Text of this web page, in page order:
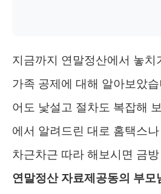
지금까지 연말정산에서 놓치
가족 공제에 대해 알아보았
어도 낯설고 절차도 복잡해
에서 알려드린 대로 홈택스
차근차근 따라 해보시면 금
연말정산 자료제공동의 부모